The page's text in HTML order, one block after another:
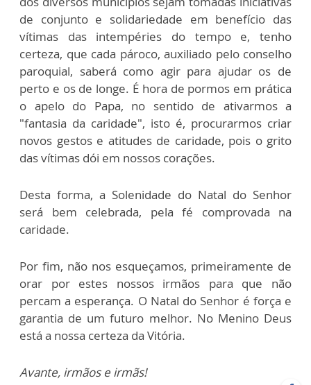
de conjunto e solidariedade em benefício das
vítimas das intempéries do tempo e, tenho
certeza, que cada pároco, auxiliado pelo conselho
paroquial, saberá como agir para ajudar os de
perto e os de longe. É hora de pormos em prática
o apelo do Papa, no sentido de ativarmos a
"fantasia da caridade", isto é, procurarmos criar
novos gestos e atitudes de caridade, pois o grito
das vítimas dói em nossos corações.
Desta forma, a Solenidade do Natal do Senhor
será bem celebrada, pela fé comprovada na
caridade.
Por fim, não nos esqueçamos, primeiramente de
orar por estes nossos irmãos para que não
percam a esperança. O Natal do Senhor é força e
garantia de um futuro melhor. No Menino Deus
está a nossa certeza da Vitória.
Avante, irmãos e irmãs!